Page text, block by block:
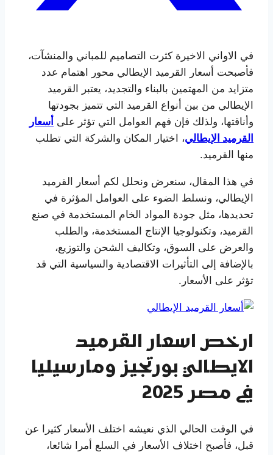
في الاواني الاخيرة كثرت التصاميم للمباني والمنشآت،
فأصبحت أسعار القرميد الإيطالي محور اهتمام عدد
متزايد من المهتمين بالبناء والتجديد، يعتبر القرميد
الإيطالي من بين أنواع القرميد التي تتميز بجودتها
وأناقتها، ولذلك فإن فهم العوامل التي تؤثر على أسعار
القرميد الإيطالي، اختيار المكان والشركة التي تطلب
منها القرميد.
في هذا المقال، سنعرض ونحلل لكم أسعار القرميد
الإيطالي، ونسلط الضوء على العوامل المؤثرة في
تحديدها، مثل جودة المواد الخام المستخدمة في صنع
القرميد، وتكنولوجيا الإنتاج المستخدمة، والطلب
والعرض على السوق، وتكاليف الشحن والتوزيع،
بالإضافة إلى التأثيرات الاقتصادية والسياسية التي قد
تؤثر على الأسعار.
ارخص اسعار القرميد
الايطالي بورتجيز ومارسيليا
في مصر 2025
في الوقت الحالي الذي نعيشه اختلف الأسعار كثيرا عن
قبل، فأصبح اختلاف الأسعار في السلع أمرا شائعا،